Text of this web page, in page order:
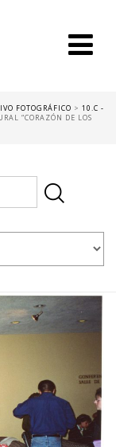
FOTOGRÁFICO > 10.C -
“CORAZÓN DE LOS